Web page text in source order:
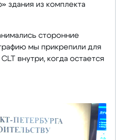
здания из комплекта
сторонние
мы прикрепили для
внутри, когда остается